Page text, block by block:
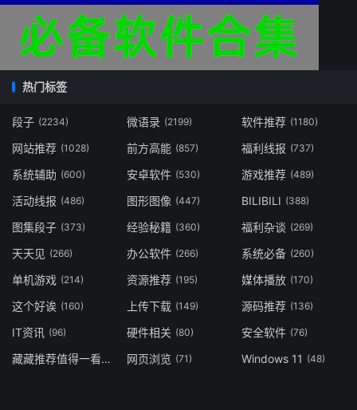
热门标签
段子 (2234) 微语录 (2199) 软件推荐 (1180)
网站推荐 (1028) 前方高能 (857) 福利线报 (737)
系统辅助 (600) 安卓软件 (530) 游戏推荐 (489)
活动线报 (486) 图形图像 (447) BILIBILI (388)
图集段子 (373) 经验秘籍 (360) 福利杂谈 (269)
天天见 (266) 办公软件 (266) 系统必备 (260)
单机游戏 (214) 资源推荐 (195) 媒体播放 (170)
这个好诶 (160) 上传下载 (149) 源码推荐 (136)
IT资讯 (96) 硬件相关 (80) 安全软件 (76)
藏藏推荐值得一看(73) 网页浏览 (71) Windows 11 (48)